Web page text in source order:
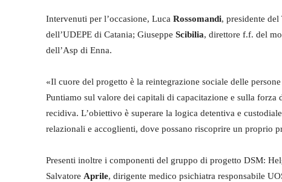
Intervenuti per l’occasione, Luca Rossomandi, presidente
dell’UDEPE di Catania; Giuseppe Scibilia, direttore f.f. del
dell’Asp di Enna.
«Il cuore del progetto è la reintegrazione sociale delle
Puntiamo sul valore dei capitali di capacitazione e sulla
recidiva. L’obiettivo è superare la logica detentiva e
relazionali e accoglienti, dove possano riscoprire un proprio
Presenti inoltre i componenti del gruppo di progetto DSM:
Salvatore Aprile, dirigente medico psichiatra responsabile